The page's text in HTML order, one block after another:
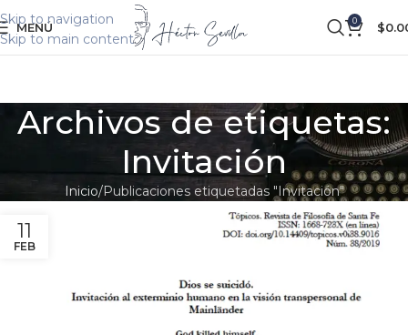
Skip to navigation
Skip to main content
MENÚ 0 $
Archivos de etiquetas:
Invitación
Inicio Publicaciones etiquetadas "Invitación"
11
FEB